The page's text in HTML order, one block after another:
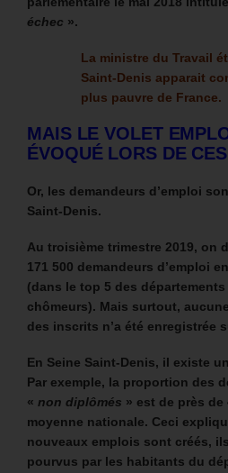
échec ».
La ministre du Travail
Saint-Denis apparait
plus pauvre de France.
MAIS LE VOLET
ÉVOQUÉ LORS DE
Or, les demandeurs d’emploi
Saint-Denis.
Au troisième trimestre 2019, on
171 500 demandeurs d’emploi
(dans le top 5 des
chômeurs). Mais surtout,
des inscrits n’a été enregistrée
En Seine Saint-Denis, il existe
Par exemple, la proportion des
« non diplômés » est de près de
moyenne nationale. Ceci
nouveaux emplois sont créés,
pourvus par les habitants du